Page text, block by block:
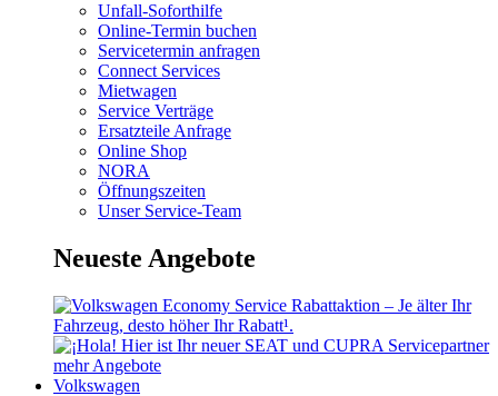
Unfall-Soforthilfe
Online-Termin buchen
Servicetermin anfragen
Connect Services
Mietwagen
Service Verträge
Ersatzteile Anfrage
Online Shop
NORA
Öffnungszeiten
Unser Service-Team
Neueste Angebote
mehr Angebote
Volkswagen